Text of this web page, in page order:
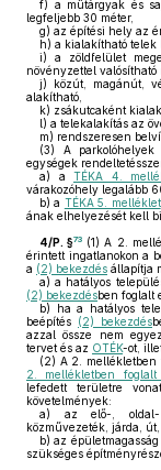
f) a műtárgyak és
legfeljebb 30 méter,
g) az építési hely az
h) a kialakítható telek
i) a zöldfelület
növényzettel valósítható
j) közút, magánút,
alakítható,
k) zsákutcaként
l) a telekalakítás az
m) rendszeresen
(3) A
egységek
a) a TÉKA 4.
várakozóhely legalább
b) a TÉKA 5. melléklet
ának elhelyezését kell
4/P. §73 (1) A 2.
érintett ingatlanokon a
a (2) bekezdés állapítja
a) a hatályos
(2) bekezdésben foglalt
b) ha a hatályos
beépítés (2) bekezdés
azzal össze nem
tervet és az OTÉK-ot,
(2) A 2. mellékletben
2. mellékletben
lefedett területre
követelmények:
a) az elő-, oldal-
közművezeték, járda,
b) az
szükséges